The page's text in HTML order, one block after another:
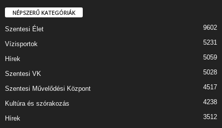
NÉPSZERŰ KATEGÓRIÁK
Szentesi Élet 9602
Vízisportok 5231
Hírek 5059
Szentesi VK 5028
Szentesi Művelődési Központ 4517
Kultúra és szórakozás 4238
Hírek 3512